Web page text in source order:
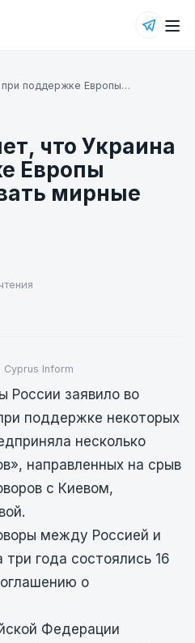
при поддержке Европы…
что Украина
Европы
мирные
Cyprus Inform
России заявило во
поддержке некоторых
несколько
направленных на срыв
с Киевом,
между Россией и
года состоялись 16
о
Федерации